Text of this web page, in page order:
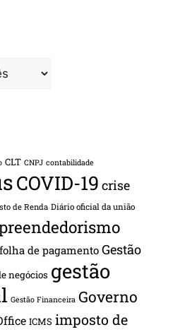
CLT CNPJ contabilidade
COVID-19 crise
de Renda Diário oficial da união
folha de pagamento Gestão
negócios gestão
Gestão Financeira Governo
ICMS imposto de